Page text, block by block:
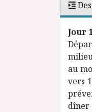
Jour
au
vers
dîner